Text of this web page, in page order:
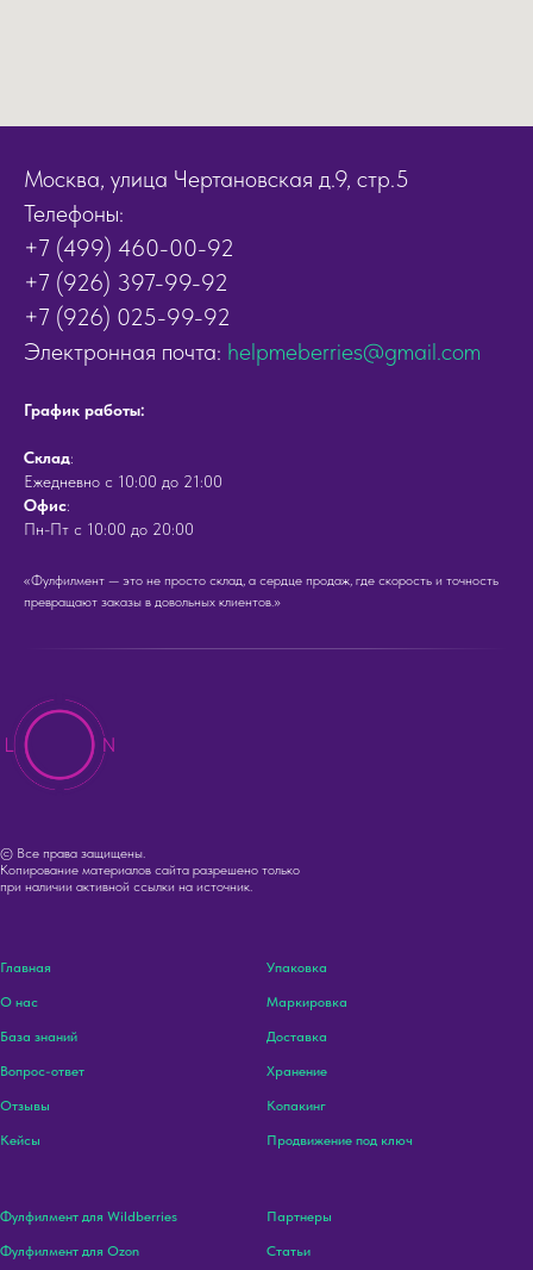
Москва, улица Чертановская д.9, стр.5
Телефоны:
+7 (499) 460-00-92
+7 (926) 397-99-92
+7 (926) 025-99-92
Электронная почта: helpmeberries@gmail.com
График работы:
Cклад:
Ежедневно с 10:00 до 21:00
Офис:
Пн-Пт с 10:00 до 20:00
«Фулфилмент — это не просто склад, а сердце продаж, где скорость и точность
превращают заказы в довольных клиентов.»
© Все права защищены.
Копирование материалов сайта разрешено только
при наличии активной ссылки на источник.
Главная
О нас
База знаний
Вопрос-ответ
Отзывы
Кейсы
Упаковка
Маркировка
Доставка
Хранение
Копакинг
Продвижение под ключ
Фулфилмент для Wildberries
Фулфилмент для Ozon
Партнеры
Статьи